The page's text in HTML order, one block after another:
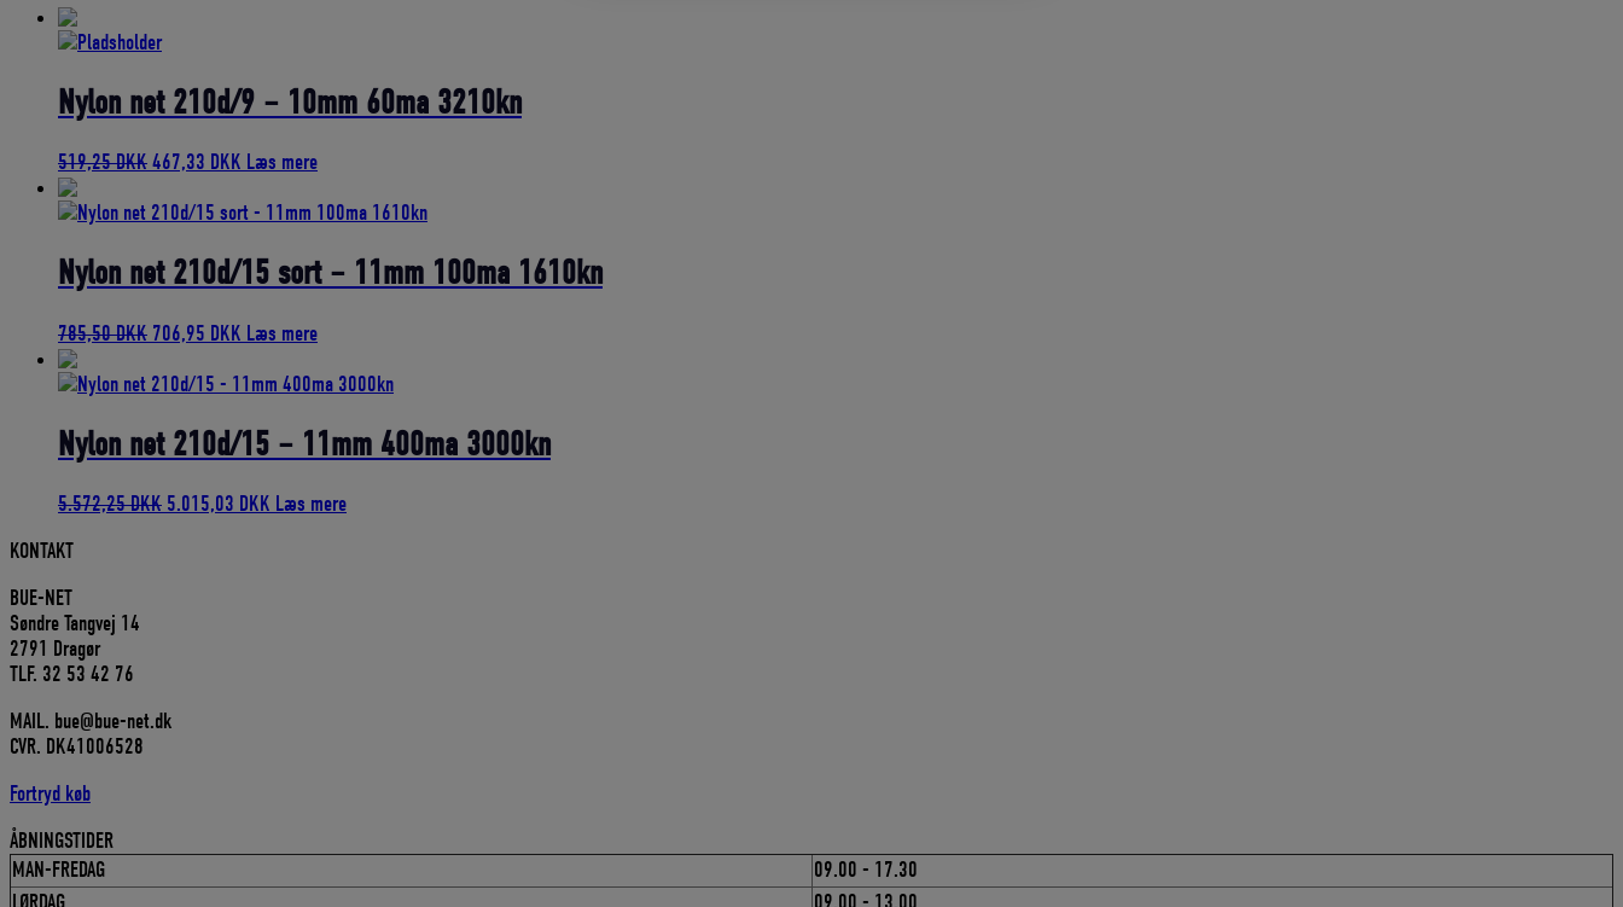
Nylon net 210d/9 – 10mm 60ma 3210kn
519,25DKKDen
pris
519,25 DKK.
467,33 DKK Den
pris
467,33 DKK.
Læs mere
Nylon net 210d/15 sort – 11mm 100ma 1610kn
785,50DKK Den
pris
785,50 DKK.
706,95 DKK Den
pris
706,95 DKK.
Læs mere
Nylon net 210d/15 – 11mm 400ma 3000kn
5.572,25DKK Den
5.015,03 DKK Den
Læs mere
KONTAKT
BUE-NET
Søndre Tangvej 14
2791 Dragør
TLF. 32 53 42 76
MAIL. bue@bue-net.dk
CVR. DK41006528
Fortryd køb
ÅBNINGSTIDER
MAN-FREDAG
09.00 - 17.30